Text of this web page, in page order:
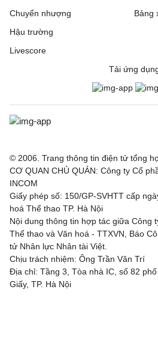
Chuyển nhượng
Hậu trường
Livescore
Bảng
Tải ứng
© 2006. Trang thông tin điện tử tổng
CƠ QUAN CHỦ QUẢN: Công ty Cổ
INCOM
Giấy phép số: 150/GP-SVHTT cấp
hoá Thể thao TP. Hà Nội
Nội dung thông tin hợp tác giữa Công
Thể thao và Văn hoá - TTXVN, Báo
tử Nhân lực Nhân tài Việt.
Chịu trách nhiệm: Ông Trần Văn Trí
Địa chỉ: Tầng 3, Tòa nhà IC, số 82
Giấy, TP. Hà Nội